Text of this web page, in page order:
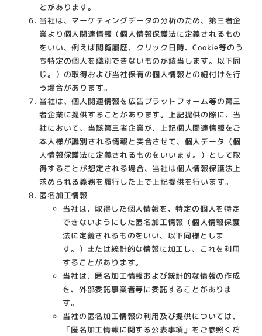
とがあります。
当社は、マーケティングデータの分析のため、第三者企
業より個人関連情報（個人情報保護法に定義されるもの
をいい、例えば閲覧履歴、クリック日時、Cookie等のう
ち特定の個人を識別できないものが該当します。以下同
じ。）の取得および当社保有の個人情報との紐付けを行
う場合があります。
当社は、個人関連情報を広告プラットフォーム等の第三
者企業に提供することがあります。上記提供の際に、当
社において、当該第三者企業が、上記個人関連情報をご
本人様が識別される情報と突合させて、個人データ（個
人情報保護法に定義されるものをいいます。）として取
得することが想定される場合、当社は個人情報保護法上
求められる義務を履行した上で上記提供を行います。
匿名加工情報
当社は、取得した個人情報を、特定の個人を特定
できないようにした匿名加工情報（個人情報保護
法に定義されるものをいい、以下同様としま
す。）または統計的な情報に加工し、これを利用
することがあります。
当社は、匿名加工情報および統計的な情報の作成
を、外部委託事業者等に委託することがありま
す。
当社の匿名加工情報の利用及び提供については、
「匿名加工情報に関する公表事項」をご参照くだ